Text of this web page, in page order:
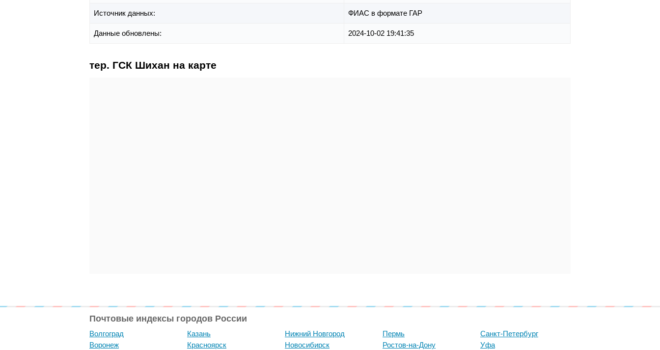
Источник данных: ФИАС в формате ГАР
Данные обновлены: 2024-10-02 19:41:35
тер. ГСК Шихан на карте
Почтовые индексы городов России
Волгоград
Воронеж
Казань
Красноярск
Нижний Новгород
Новосибирск
Пермь
Ростов-на-Дону
Санкт-Петербург
Уфа